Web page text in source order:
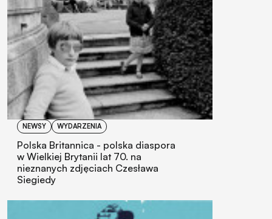
NEWSY WYDARZENIA
Polska Britannica - polska diaspora
w Wielkiej Brytanii lat 70. na
nieznanych zdjęciach Czesława
Siegiedy